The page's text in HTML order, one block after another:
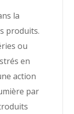
la
produits.
ou
en
action
par